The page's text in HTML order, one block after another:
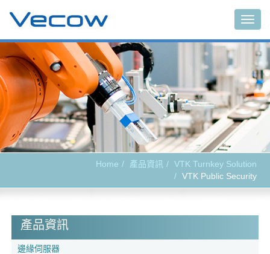
Home 產品資訊
VTK Turnkey Solution
VTK Public Security
產品資訊
邊緣伺服器